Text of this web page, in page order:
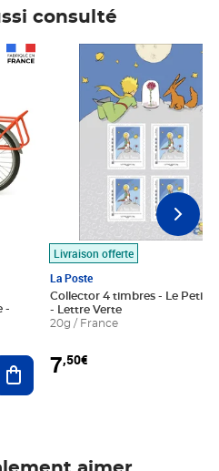
consulté
Ajouter au panier
Livraison offerte
La Poste
Collector 4 timbres - Le Petit
- Lettre Verte
20g / France
7,50€
Prix 7,50€